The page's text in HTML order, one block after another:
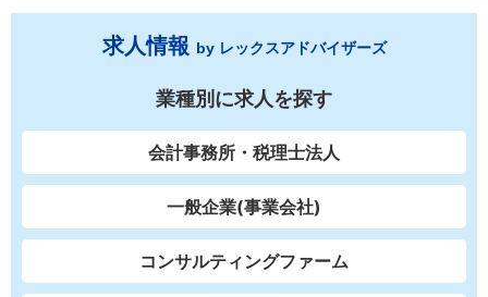
求人情報 by レックスアドバイザーズ
業種別に求人を探す
会計事務所・税理士法人
一般企業(事業会社)
コンサルティングファーム